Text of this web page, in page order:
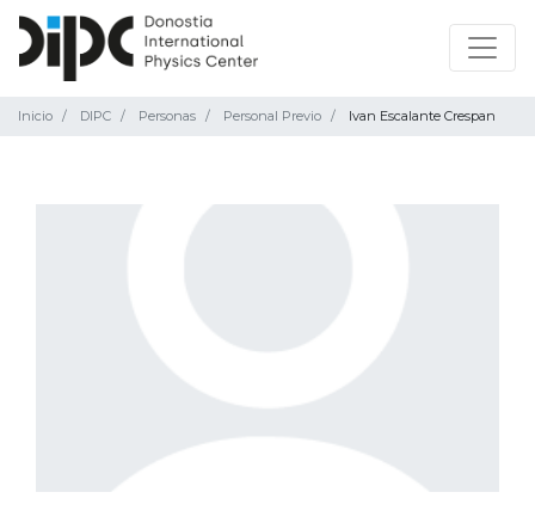
Inicio DIPC Personas Personal Previo Ivan Escalante Crespan